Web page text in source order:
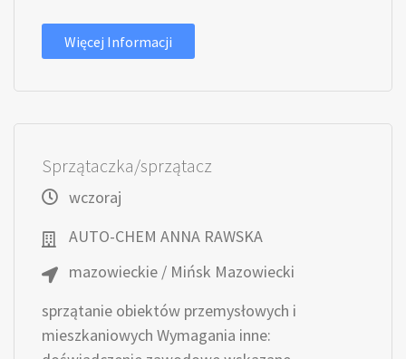
Więcej Informacji
Sprzątaczka/sprzątacz
wczoraj
AUTO-CHEM ANNA RAWSKA
mazowieckie / Mińsk Mazowiecki
sprzątanie obiektów przemysłowych i
mieszkaniowych Wymagania inne: